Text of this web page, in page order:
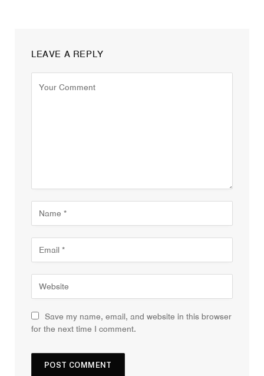
LEAVE A REPLY
Save my name, email, and website in this browser
for the next time I comment.